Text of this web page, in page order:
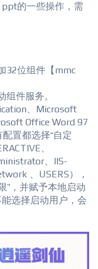
的一些操作，需
32位组件【mmc
组件服务。
、Microsoft
Office Word 97
置都选择“自定
、
、IIS-
、USERS），
”，并赋予本地启动
选择启动用户，会